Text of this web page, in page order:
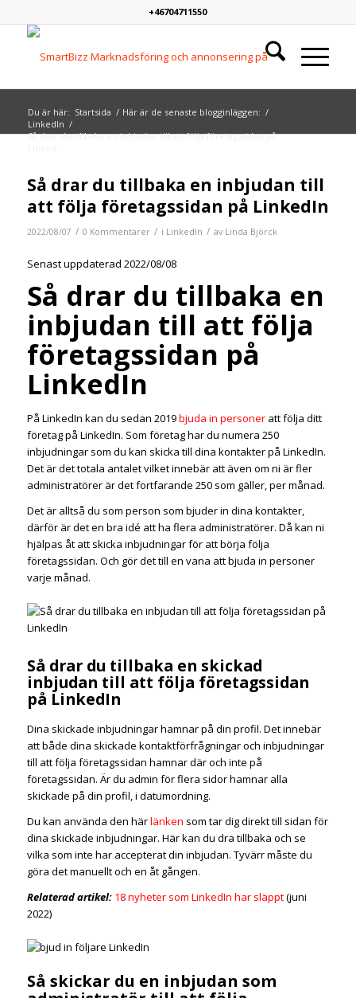
+46704711550
Du är här: Startsida / Här är de senaste blogginläggen: /
LinkedIn /
Så drar du tillbaka en inbjudan till att följa företagssidan på
Så drar du tillbaka en inbjudan till
att följa företagssidan på LinkedIn
2022/08/07 / 0 Kommentarer / i LinkedIn / av Linda Björck
Senast uppdaterad 2022/08/08
Så drar du tillbaka en
inbjudan till att följa
företagssidan på
LinkedIn
På LinkedIn kan du sedan 2019bjuda in personeratt följa ditt
företag på LinkedIn. Som företag har du numera 250
inbjudningar som du kan skicka till dina kontakter på LinkedIn.
Det är det totala antalet vilket innebär att även om ni är fler
administratörer är det fortfarande 250 som gäller, per månad.
Det är alltså du som person som bjuder in dina kontakter,
därför är det en bra idé att ha flera administratörer. Då kan ni
hjälpas åt att skicka inbjudningar för att börja följa
företagssidan. Och gör det till en vana att bjuda in personer
varje månad.
Så drar du tillbaka en skickad
inbjudan till att följa företagssidan
på LinkedIn
Dina skickade inbjudningar hamnar på din profil. Det innebär
att både dina skickade kontaktförfrågningar och inbjudningar
till att följa företagssidan hamnar där och inte på
företagssidan. Är du admin för flera sidor hamnar alla
skickade på din profil, i datumordning.
Du kan använda den härlänken som tar dig direkt till sidan för
dina skickade inbjudningar. Här kan du dra tillbaka och se
vilka som inte har accepterat din inbjudan. Tyvärr måste du
göra det manuellt och en åt gången.
Relaterad artikel: 18 nyheter som LinkedIn har släppt(juni
2022)
Så skickar du en inbjudan som